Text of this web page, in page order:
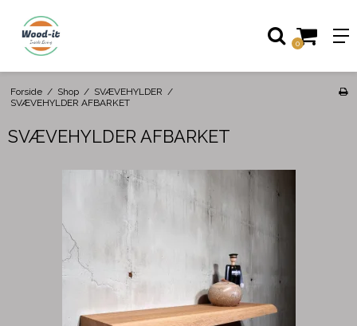
0
Forside / Shop / SVÆVEHYLDER /
SVÆVEHYLDER AFBARKET
SVÆVEHYLDER AFBARKET